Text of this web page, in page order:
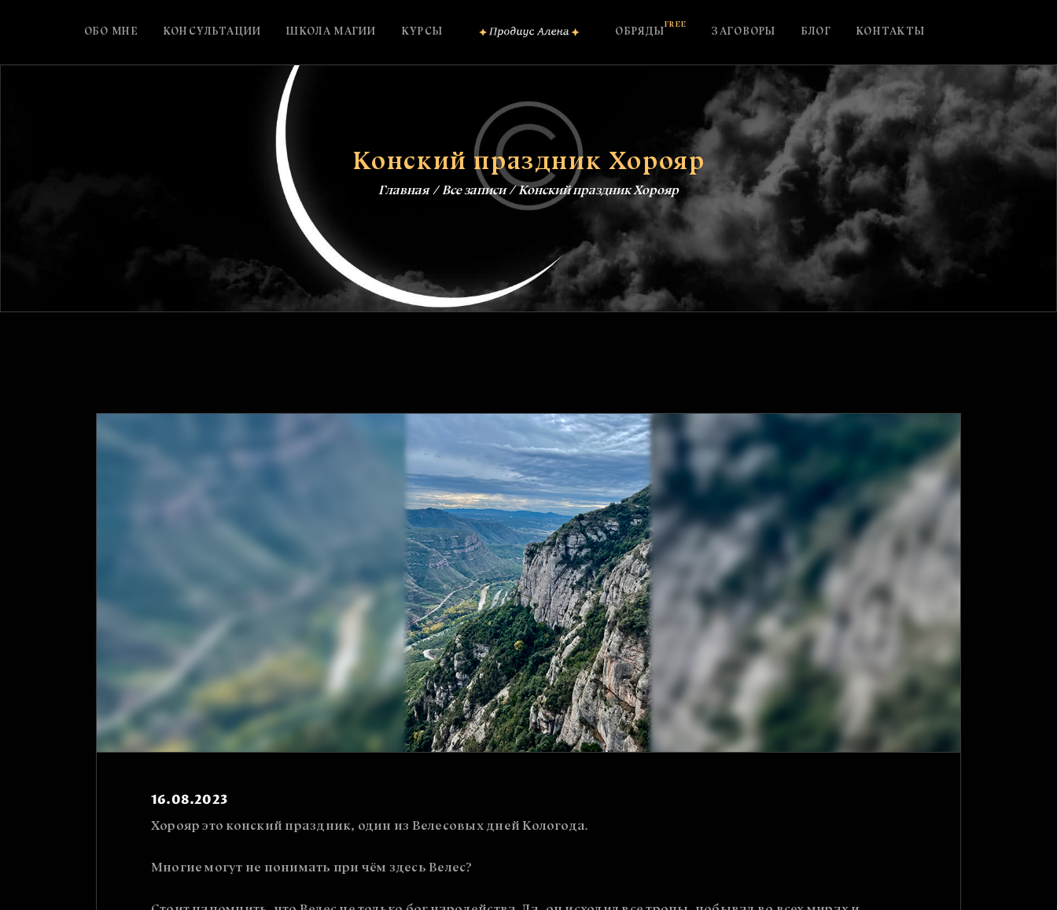
ОБО МНЕ КОНСУЛЬТАЦИИ ШКОЛА МАГИИ КУРСЫ ОБРЯДЫ
FREE
ЗАГОВОРЫ БЛОГ КОНТАКТЫ
Конский праздник Хорояр
Главная Все записи Конский праздник Хорояр
КОНСУЛЬТАЦИИ
ШКОЛА МАГИИ
ОБРЯДЫ FREE
БЛОГ
КОНТАКТЫ
16.08.2023
Хорояр это конский праздник, один из Велесовых дней Кологода.
Многие могут не понимать при чём здесь Велес?